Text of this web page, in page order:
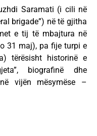
Saramati (i cili në
brigade”) në të gjitha
e tij të mbajtura në
31 maj), pa fije turpi e
tërësisht historinë e
biografinë dhe
vijën mësymëse –